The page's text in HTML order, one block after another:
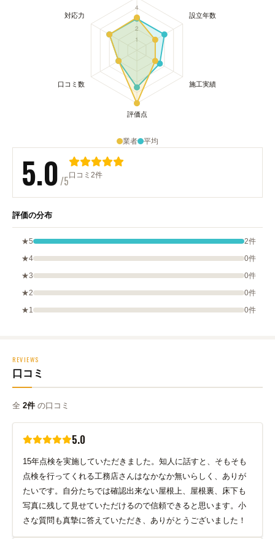
業者 平均
5.0/5口コミ2件
評価の分布
★5
2件
★4
0件
★3
0件
★2
0件
★1
0件
REVIEWS
口コミ
全 2件 の口コミ
5.0
15年点検を実施していただきました。知人に話すと、そもそも
点検を行ってくれる工務店さんはなかなか無いらしく、ありが
たいです。自分たちでは確認出来ない屋根上、屋根裏、床下も
写真に残して見せていただけるので信頼できると思います。小
さな質問も真摯に答えていただき、ありがとうございました！